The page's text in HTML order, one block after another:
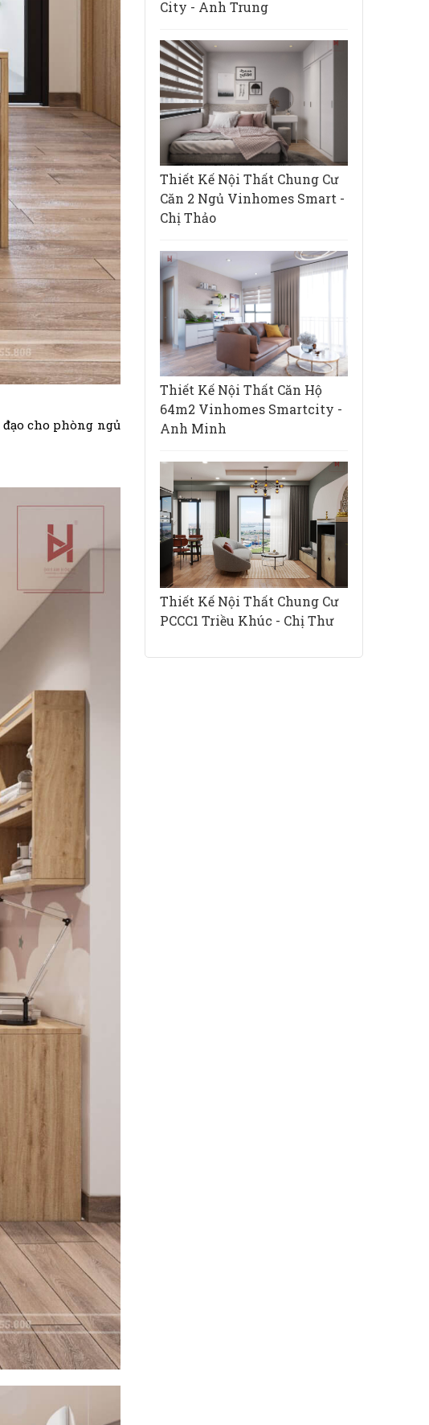
cho phòng ngủ
City - Anh Trung
Thiết Kế Nội Thất Chung Cư
Căn 2 Ngủ Vinhomes Smart -
Chị Thảo
Thiết Kế Nội Thất Căn Hộ
64m2 Vinhomes Smartcity -
Anh Minh
Thiết Kế Nội Thất Chung Cư
PCCC1 Triều Khúc - Chị Thư